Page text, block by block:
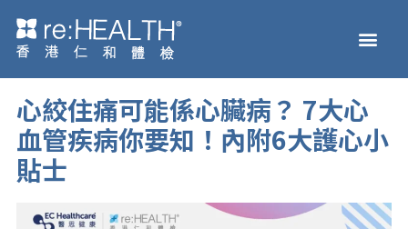
Skip
心絞住痛可能係心臟病？ 7大心
血管疾病你要知！內附6大護心小
貼士